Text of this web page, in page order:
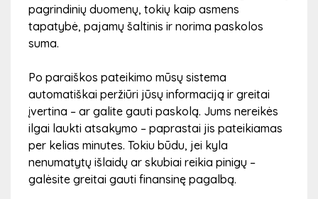
pagrindinių duomenų, tokių kaip asmens
tapatybė, pajamų šaltinis ir norima paskolos
suma.
Po paraiškos pateikimo mūsų sistema
automatiškai peržiūri jūsų informaciją ir greitai
įvertina – ar galite gauti paskolą. Jums nereikės
ilgai laukti atsakymo – paprastai jis pateikiamas
per kelias minutes. Tokiu būdu, jei kyla
nenumatytų išlaidų ar skubiai reikia pinigų –
galėsite greitai gauti finansinę pagalbą.